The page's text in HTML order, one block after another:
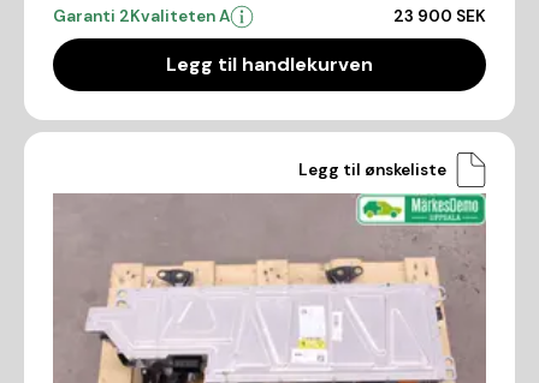
Garanti 2Kvaliteten A 23 900 SEK
Legg til handlekurven
Legg til ønskeliste